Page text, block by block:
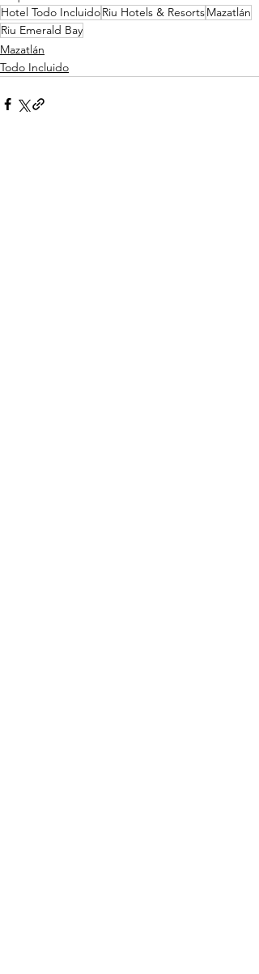
Hotel Todo IncluidoRiu Hotels & ResortsMazatlán
Riu Emerald Bay
Mazatlán
Todo Incluido